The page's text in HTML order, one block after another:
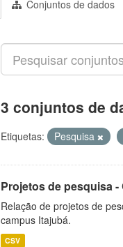
Conjuntos de dados
3 conjuntos de
Etiquetas: Pesquisa
Projetos de pesquisa
Relação de projetos de
campus Itajubá.
CSV